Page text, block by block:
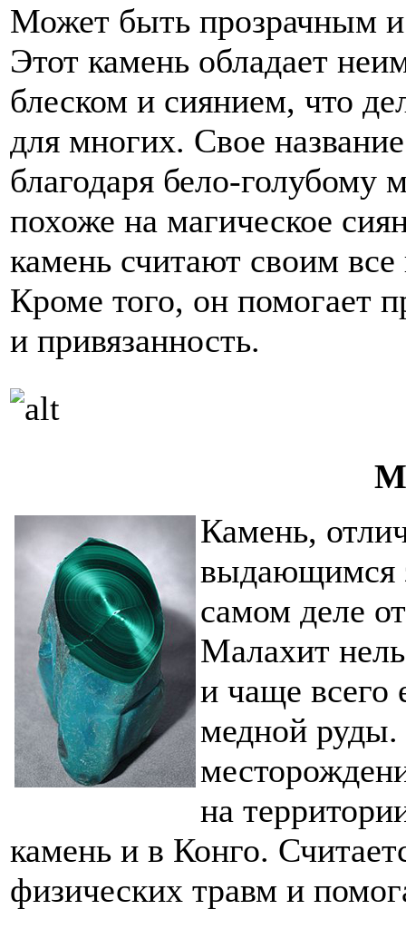
Может быть прозрачным
Этот камень обладает
блеском и сиянием, что
для многих. Свое
благодаря бело-голубому
похоже на магическое
камень считают своим
Кроме того, он помогает
и привязанность.
Камень,
выдающимся
самом деле
Малахит
и чаще всего
медной руды.
на
камень и в Конго.
физических травм и